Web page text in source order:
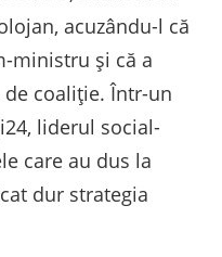
acuzându-l că
ministru și că a
coaliție. Într-un
liderul social-
care au dus la
dur strategia